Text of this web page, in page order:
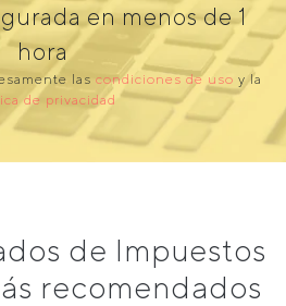
en menos de 1
hora
las condiciones de uso y la
de privacidad
de Impuestos
recomendados